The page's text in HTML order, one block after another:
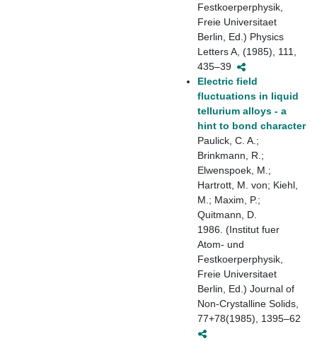
Festkoerperphysik,
Freie Universitaet
Berlin, Ed.) Physics
Letters A, (1985), 111,
435–39
Electric field
fluctuations in liquid
tellurium alloys - a
hint to bond character
Paulick, C. A.;
Brinkmann, R.;
Elwenspoek, M.;
Hartrott, M. von; Kiehl,
M.; Maxim, P.;
Quitmann, D.
1986. (Institut fuer
Atom- und
Festkoerperphysik,
Freie Universitaet
Berlin, Ed.) Journal of
Non-Crystalline Solids,
77+78(1985), 1395–62